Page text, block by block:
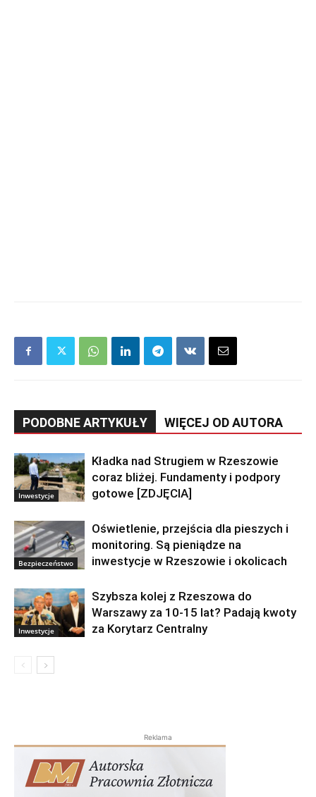
PODOBNE ARTYKUŁY WIĘCEJ OD AUTORA
Inwestycje
Kładka nad Strugiem w Rzeszowie
coraz bliżej. Fundamenty i podpory
gotowe [ZDJĘCIA]
Bezpieczeństwo
Oświetlenie, przejścia dla pieszych i
monitoring. Są pieniądze na
inwestycje w Rzeszowie i okolicach
Inwestycje
Szybsza kolej z Rzeszowa do
Warszawy za 10-15 lat? Padają kwoty
za Korytarz Centralny
Reklama